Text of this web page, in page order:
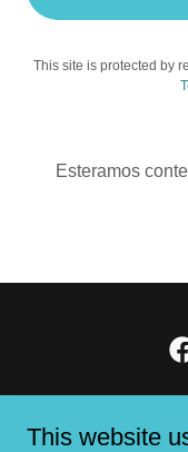
This site is protected by
Esteramos
This website